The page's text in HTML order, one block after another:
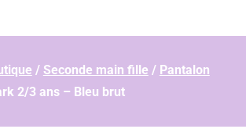
/ Seconde main fille / Pantalon
2/3 ans – Bleu brut